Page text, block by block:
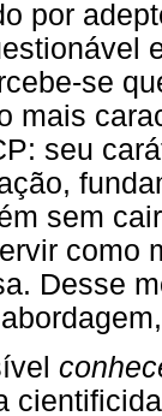
por
se
mais
seu
sem
como
Desse